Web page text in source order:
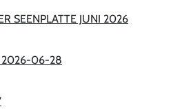
SEENPLATTE JUNI 2026
2026-06-28